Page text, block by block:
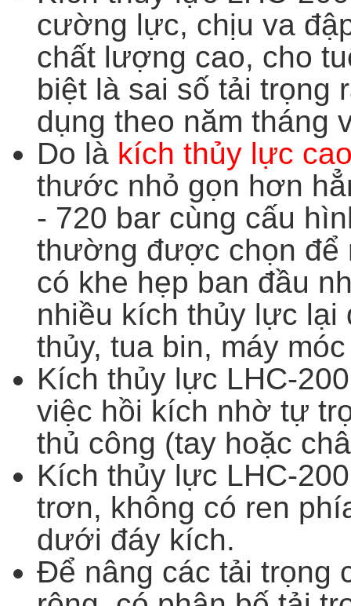
cường lực, chịu va
chất lượng cao, cho
biệt là sai số tải trọng
dụng theo năm tháng
Do là kích thủy lực
thước nhỏ gọn hơn
- 720 bar cùng cấu
thường được chọn để
có khe hẹp ban đầu
nhiều kích thủy lực lại
thủy, tua bin, máy
Kích thủy lực LHC-
việc hồi kích nhờ tự
thủ công (tay hoặc
Kích thủy lực LHC-
trơn, không có ren
dưới đáy kích.
Để nâng các tải trọng